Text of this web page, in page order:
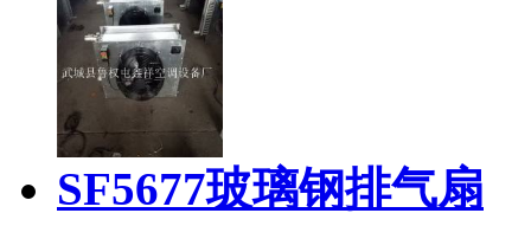
SF5677玻璃钢排气扇